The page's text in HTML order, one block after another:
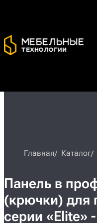
Главная Каталог
Панель в
(крючки) для
серии «Elite»